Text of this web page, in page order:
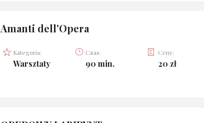
Amanti dell'Opera
Kategoria:
Warsztaty
Czas:
90 min.
Ceny:
20 zł